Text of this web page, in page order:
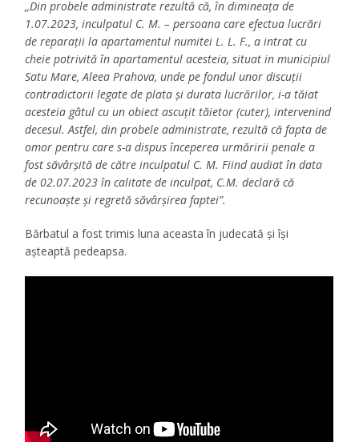
,,Din probele administrate rezultă că, în dimineața de
1.07.2023, inculpatul C. M. – persoana care efectua lucrări
de reparații la apartamentul numitei L. L. F., a intrat cu
cheie potrivită în apartamentul acesteia, situat in municipiul
Satu Mare, Aleea Prahova, unde pe fondul unor discuții
contradictorii legate de plata și durata lucrărilor, i-a tăiat
acesteia gâtul cu un obiect ascuțit tăietor (cuter), intervenind
decesul.Astfel, din probele administrate, rezultă că fapta de
omor pentru care s-a dispus începerea urmăririi penale a
fost săvârșită de către inculpatul C. M. Fiind audiat în data
de 02.07.2023 în calitate de inculpat, C.M. declară că
recunoaște și regretă săvârșirea faptei”.
Bărbatul a fost trimis luna aceasta în judecată și își
așteaptă pedeapsa.